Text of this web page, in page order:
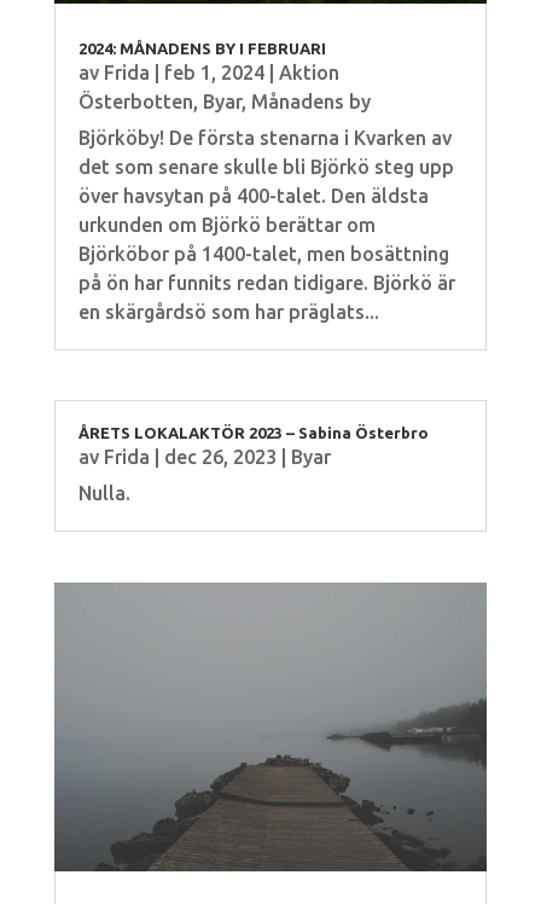
2024: MÅNADENS BY I FEBRUARI
av Frida feb 1, 2024| Aktion
Österbotten, Byar, Månadens by
Björköby! De första stenarna i Kvarken av
det som senare skulle bli Björkö steg upp
över havsytan på 400-talet. Den äldsta
urkunden om Björkö berättar om
Björköbor på 1400-talet, men bosättning
på ön har funnits redan tidigare. Björkö är
en skärgårdsö som har präglats...
ÅRETS LOKALAKTÖR 2023 – Sabina Österbro
av Frida dec 26, 2023
Byar
Nulla.